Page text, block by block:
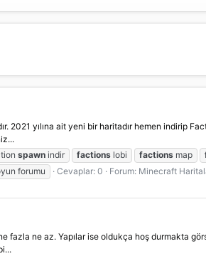
2021 yılına ait yeni bir haritadır hemen indirip
spawn indir factions lobi factions map
forumu Cevaplar: 0 Forum: Minecraft
ne az. Yapılar ise oldukça hoş durmakta